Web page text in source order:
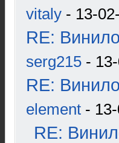
vitaly - 13-
RE:
serg215 -
RE:
element -
RE: